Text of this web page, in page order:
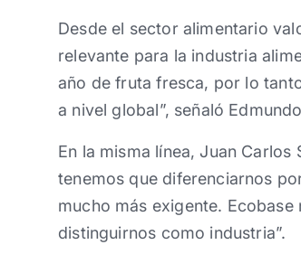
Desde el sector alimentario
relevante para la industria
año de fruta fresca, por lo
a nivel global”, señaló
En la misma línea, Juan
tenemos que diferenciarnos
mucho más exigente.
distinguirnos como industria”.